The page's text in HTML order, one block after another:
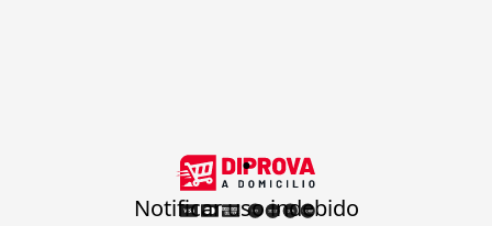
.
Notificar uso indebido